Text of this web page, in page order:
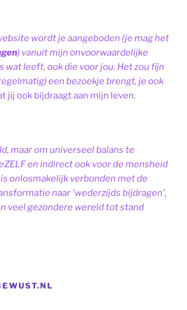
wordt je aangeboden (je mag het
) vanuit mijn onvoorwaardelijke
wat leeft, ook die voor jou. Het zou fijn
een bezoekje brengt, je ook
jij ook bijdraagt aan mijn leven.
maar om universeel balans te
en indirect ook voor de mensheid
onlosmakelijk verbonden met de
naar 'wederzijds bijdragen',
veel gezondere wereld tot stand